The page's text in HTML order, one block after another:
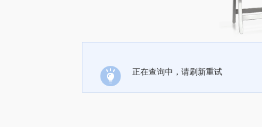
正在查询中，请刷新重试